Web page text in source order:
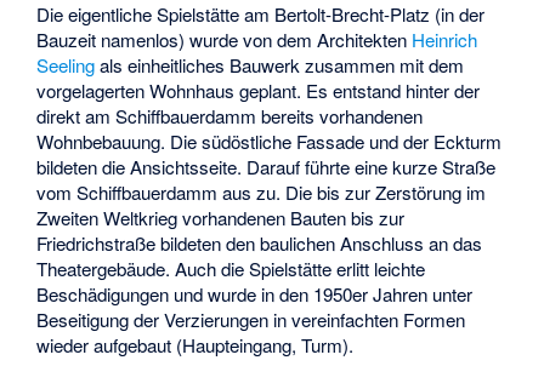
Die eigentliche Spielstätte am Bertolt-Brecht-Platz (in der
Bauzeit namenlos) wurde von dem Architekten Heinrich
Seelingals einheitliches Bauwerk zusammen mit dem
vorgelagerten Wohnhaus geplant. Es entstand hinter der
direkt am Schiffbauerdamm bereits vorhandenen
Wohnbebauung. Die südöstliche Fassade und der Eckturm
bildeten die Ansichtsseite. Darauf führte eine kurze Straße
vom Schiffbauerdamm aus zu. Die bis zur Zerstörung im
Zweiten Weltkrieg vorhandenen Bauten bis zur
Friedrichstraße bildeten den baulichen Anschluss an das
Theatergebäude. Auch die Spielstätte erlitt leichte
Beschädigungen und wurde in den 1950er Jahren unter
Beseitigung der Verzierungen in vereinfachten Formen
wieder aufgebaut (Haupteingang, Turm).